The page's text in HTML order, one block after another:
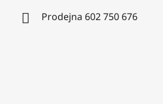
Prodejna 602 750 676